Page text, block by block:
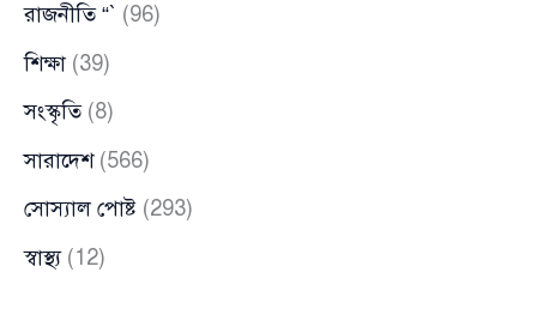
রাজনীতি “` (96)
শিক্ষা (39)
সংস্কৃতি(8)
সারাদেশ(566)
সোস্যাল পোষ্ট (293)
স্বাস্থ্য(12)